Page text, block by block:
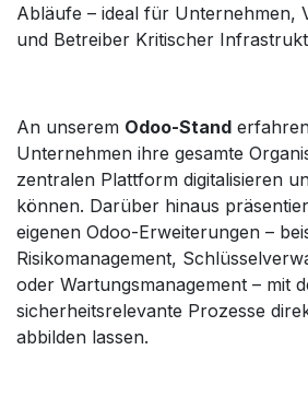
Abläufe – ideal für Unternehmen,
und Betreiber Kritischer
An unserem Odoo-Stand
Unternehmen ihre gesamte
zentralen Plattform digitalisieren
können. Darüber hinaus
eigenen Odoo-Erweiterungen –
Risikomanagement,
oder Wartungsmanagement – mit
sicherheitsrelevante Prozesse
abbilden lassen.